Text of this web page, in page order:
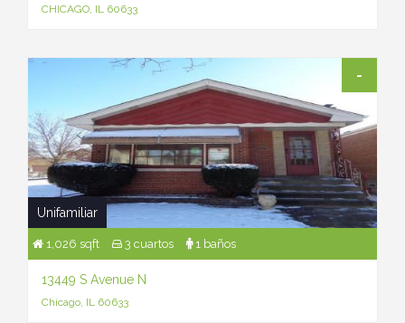
CHICAGO, IL 60633
-
Unifamiliar
1,026 sqft 3 cuartos 1 baños
13449 S Avenue N
Chicago, IL 60633